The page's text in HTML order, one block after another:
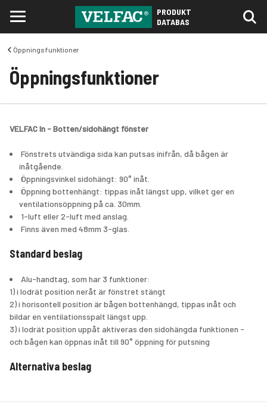
PRODUKT
DATABAS
Öppningsfunktioner
Öppningsfunktioner
VELFAC In - Botten/sidohängt fönster
inåtgående.
Öppningsvinkel sidohängt: 90° inåt.
ventilationsöppning på ca. 30mm.
1-luft eller 2-luft med anslag.
Finns även med 48mm 3-glas.
Standard beslag
Alu-handtag, som har 3 funktioner:
1) i lodrät position neråt är fönstret stängt
2) i horisontell position är bågen bottenhängd, tippas inåt och
bildar en ventilationsspalt längst upp.
3) i lodrät position uppåt aktiveras den sidohängda funktionen -
och bågen kan öppnas inåt till 90° öppning för putsning
Alternativa beslag